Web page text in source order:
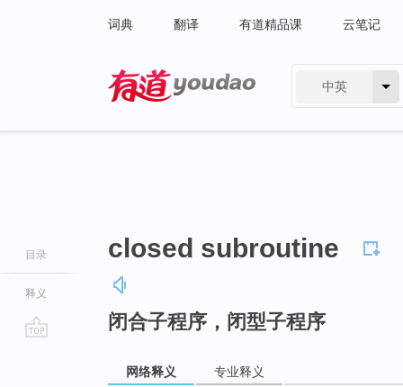
词典 翻译 有道精品课 云笔记
中英
目录
释义
closed subroutine
闭合子程序，闭型子程序
网络释义 专业释义